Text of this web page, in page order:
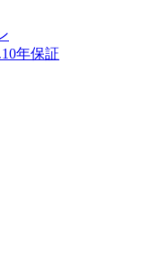
年保証